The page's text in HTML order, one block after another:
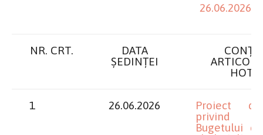
26.06.2026
NR. CRT.
DATA
ȘEDINȚEI
1 26.06.2026
Proiect
privind
Bugetului